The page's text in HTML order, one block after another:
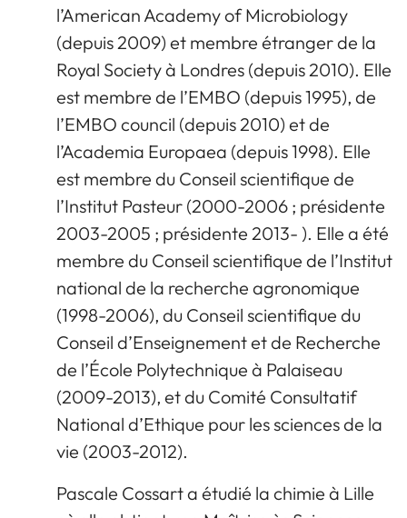
l’American Academy of Microbiology
(depuis 2009) et membre étranger de la
Royal Society à Londres (depuis 2010). Elle
est membre de l’EMBO (depuis 1995), de
l’EMBO council (depuis 2010) et de
l’Academia Europaea (depuis 1998). Elle
est membre du Conseil scientifique de
l’Institut Pasteur (2000-2006 ; présidente
2003-2005 ; présidente 2013- ). Elle a été
membre du Conseil scientifique de l’Institut
national de la recherche agronomique
(1998-2006), du Conseil scientifique du
Conseil d’Enseignement et de Recherche
de l’École Polytechnique à Palaiseau
(2009-2013), et du Comité Consultatif
National d’Ethique pour les sciences de la
vie (2003-2012).
Pascale Cossart a étudié la chimie à Lille